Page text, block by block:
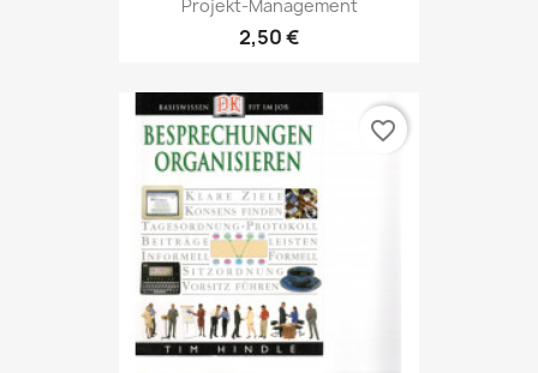
Projekt-Management
2,50 €
favorite_border